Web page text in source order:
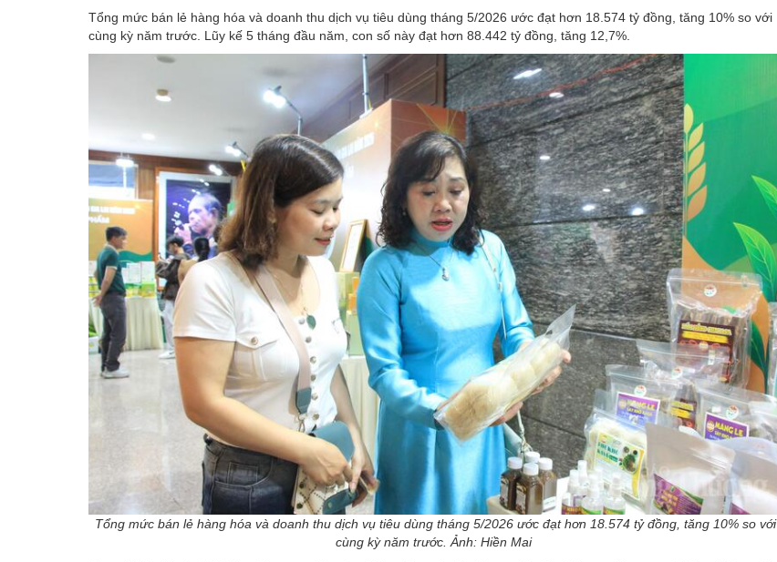
Tổng mức bán lẻ hàng hóa và doanh thu dịch vụ tiêu dùng tháng 5/2026 ước đạt hơn 18.574 tỷ đồng, tăng 10% so với
cùng kỳ năm trước. Lũy kế 5 tháng đầu năm, con số này đạt hơn 88.442 tỷ đồng, tăng 12,7%.
Tổng mức bán lẻ hàng hóa và doanh thu dịch vụ tiêu dùng tháng 5/2026 ước đạt hơn 18.574 tỷ đồng, tăng 10% so với
cùng kỳ năm trước. Ảnh: Hiền Mai